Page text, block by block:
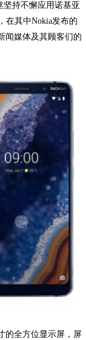
持不懈应用诺基亚
在其中Nokia发布的
闻媒体及其顾客们的
的全方位显示屏，屏